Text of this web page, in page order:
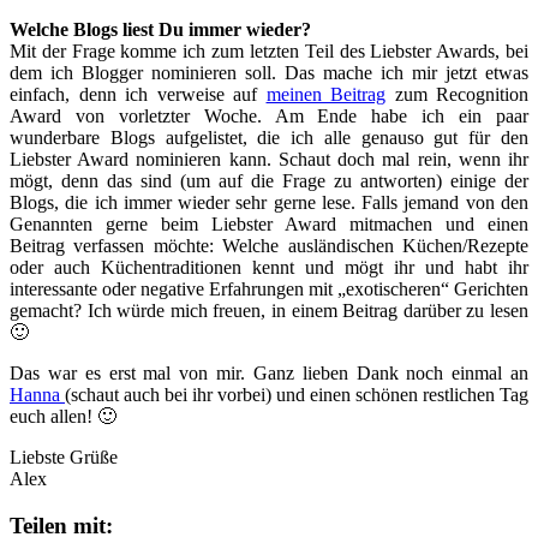
Welche Blogs liest Du immer wieder?
Mit der Frage komme ich zum letzten Teil des Liebster Awards, bei
dem ich Blogger nominieren soll. Das mache ich mir jetzt etwas
einfach, denn ich verweise auf meinen Beitrag zum Recognition
Award von vorletzter Woche. Am Ende habe ich ein paar
wunderbare Blogs aufgelistet, die ich alle genauso gut für den
Liebster Award nominieren kann. Schaut doch mal rein, wenn ihr
mögt, denn das sind (um auf die Frage zu antworten) einige der
Blogs, die ich immer wieder sehr gerne lese. Falls jemand von den
Genannten gerne beim Liebster Award mitmachen und einen
Beitrag verfassen möchte: Welche ausländischen Küchen/Rezepte
oder auch Küchentraditionen kennt und mögt ihr und habt ihr
interessante oder negative Erfahrungen mit „exotischeren“ Gerichten
gemacht? Ich würde mich freuen, in einem Beitrag darüber zu lesen
🙂
Das war es erst mal von mir. Ganz lieben Dank noch einmal an
Hanna (schaut auch bei ihr vorbei) und einen schönen restlichen Tag
euch allen! 🙂
Liebste Grüße
Alex
Teilen mit: